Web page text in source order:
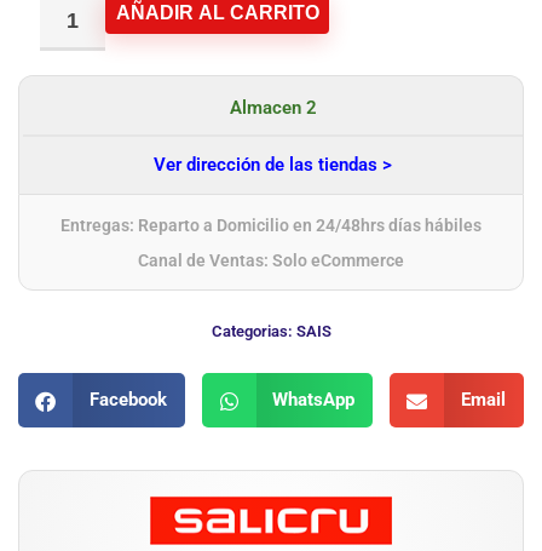
AÑADIR AL CARRITO
Almacen 2
Ver dirección de las tiendas >
Entregas: Reparto a Domicilio en 24/48hrs días hábiles
Canal de Ventas: Solo eCommerce
Categorias: SAIS
Facebook WhatsApp Email